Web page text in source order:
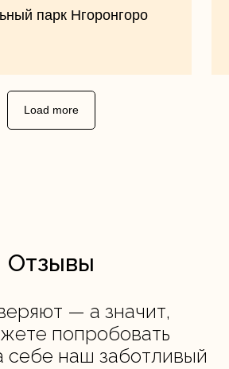
парк Нгоронгоро
Load more
Отзывы
— а значит,
попробовать
себе наш заботливый